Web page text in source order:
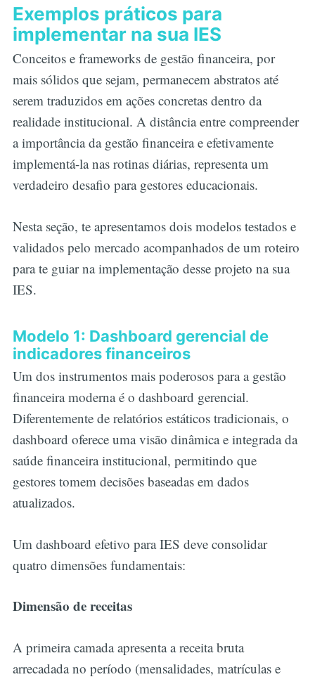
Exemplos práticos para
implementar na sua IES
Conceitos e frameworks de gestão financeira, por
mais sólidos que sejam, permanecem abstratos até
serem traduzidos em ações concretas dentro da
realidade institucional. A distância entre compreender
a importância da gestão financeira e efetivamente
implementá-la nas rotinas diárias, representa um
verdadeiro desafio para gestores educacionais.
Nesta seção, te apresentamos dois modelos testados e
validados pelo mercado acompanhados de um roteiro
para te guiar na implementação desse projeto na sua
IES.
Modelo 1: Dashboard gerencial de
indicadores financeiros
Um dos instrumentos mais poderosos para a gestão
financeira moderna é o dashboard gerencial.
Diferentemente de relatórios estáticos tradicionais, o
dashboard oferece uma visão dinâmica e integrada da
saúde financeira institucional, permitindo que
gestores tomem decisões baseadas em dados
atualizados.
Um dashboard efetivo para IES deve consolidar
quatro dimensões fundamentais:
Dimensão de receitas
A primeira camada apresenta a receita bruta
arrecadada no período (mensalidades, matrículas e